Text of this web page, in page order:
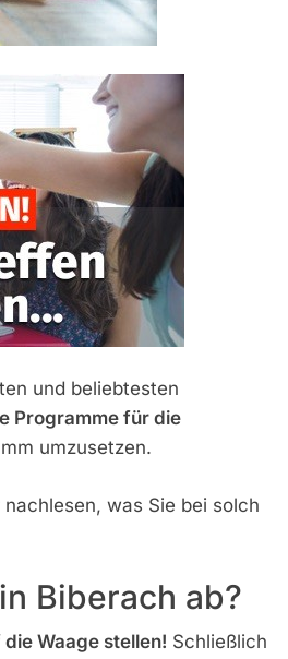
und beliebtesten
Programme für die
umzusetzen.
was Sie bei solch
Biberach ab?
Waage stellen! Schließlich